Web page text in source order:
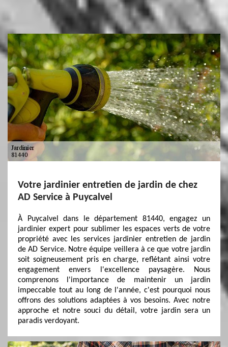
Votre jardinier entretien de jardin de chez
AD Service à Puycalvel
À Puycalvel dans le département 81440, engagez un
jardinier expert pour sublimer les espaces verts de votre
propriété avec les services jardinier entretien de jardin
de AD Service. Notre équipe veillera à ce que votre jardin
soit soigneusement pris en charge, reflétant ainsi votre
engagement envers l'excellence paysagère. Nous
comprenons l'importance de maintenir un jardin
impeccable tout au long de l'année, c'est pourquoi nous
offrons des solutions adaptées à vos besoins. Avec notre
approche et notre souci du détail, votre jardin sera un
paradis verdoyant.